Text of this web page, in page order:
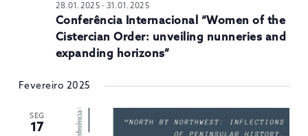
28.01.2025- 31.01.2025
Conferência Internacional “Women of the
Cistercian Order: unveiling nunneries and
expanding horizons”
Fevereiro 2025
SEG
17